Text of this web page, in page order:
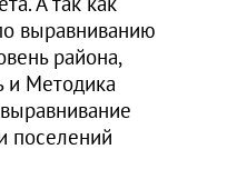
выравниванию
района,
и Методика
поселений